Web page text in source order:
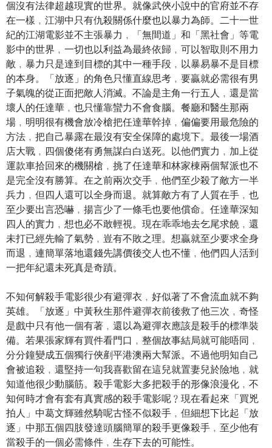
個沒有法律超越現實的世界。就像武俠小說中的官府並不存
在一樣﹐江湖中只有仇殺關係什麼也以暴力為師。二十一世
紀的江湖電影並不主張暴力﹐「無間道」和「黑社會」等電
影中的世界﹐一切也以利益為最終依歸﹐可以智取則不用力
敵﹐暴力只是達到目標的其中一種手段﹐以暴易暴不是目標
的本身。「放逐」的角色只懂直線思考﹐要贏就必需很有男
子氣魄的從正面把敵人消滅。不論是主角一行五人﹐還是當
壞人的任達華﹐也只懂靠蠻力不會食腦。餐廳和醫生那兩
場﹐明明很有機會放冷槍把任達華幹掉﹐偏偏要用最危險的
方法﹐把自己暴露在最沒有安全保障的處境下。最後一場酒
店大戰﹐四個傻佬有勇無謀白白送死。以他們實力﹐加上從
運款車拾回來的機關槍﹐挑了任達華和林家棟兩個幫派也不
是完全沒有勝算。在之前兩次交手﹐他們至少殺了敵方一半
兵力﹐但四人還可以全身而退。就算敵方有了人質在手﹐也
至少要出言恐嚇﹐揚言少了一條毛也要他償命。任達華深知
四人的實力﹐想也必不敢輕視。現在乖乖地去乞尾求饒﹐還
未打已經先輸了氣勢﹐豈有不敗之理。想贏就至少要求全身
而退﹐連簡單落地還錢先講價後交人也不懂﹐他們四人活到
一把年紀還未死真是奇蹟。
不知何解殺手電影很少有避彈衣﹐好似著了不會流血就不夠
英雄。「放逐」中黃秋生那件避彈衣前後救了他三次﹐奇怪
是戲中只有他一個有著﹐還以為避彈衣應該是殺手的標準裝
備。若果張家輝有買件看門口﹐整個故事結局就可能唔同﹐
分分鐘變成五個獨行俠剷平港澳兩大幫派。不過他明知自己
會被追殺﹐還堅持一句我喜歡留在這兒就置妻兒於險地﹐就
知道他很少動腦筋。殺手電影大多把殺手的形像浪漫化﹐不
知何時才會有套有真實感的殺手電影呢﹖現在看起來「買兇
拍人」中葛文輝雖然騎呢古怪不似殺手﹐但細想下比起「放
逐」中那五個四肢發達頭腦簡單的殺手更像殺手﹐至少他有
當殺手的一個必需條件﹐生存下去的可能性。